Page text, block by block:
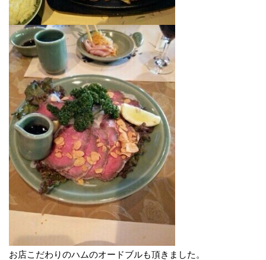
お店こだわりのハムのオードブルも頂きました。